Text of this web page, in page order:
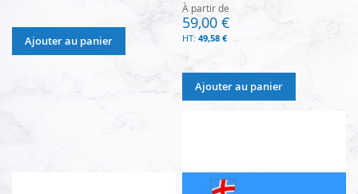
Ajouter au panier
À partir de
59,00 €
49,58 €
Ajouter au panier